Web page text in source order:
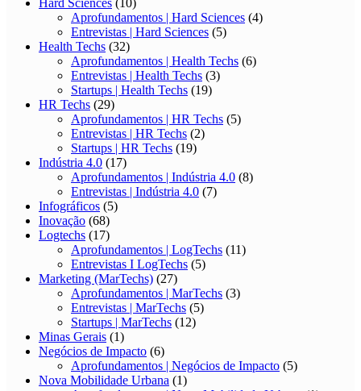
Aprofundamentos | Hard Sciences (4)
Entrevistas | Hard Sciences (5)
Health Techs (32)
Aprofundamentos | Health Techs (6)
Entrevistas | Health Techs (3)
Startups | Health Techs (19)
HR Techs (29)
Aprofundamentos | HR Techs (5)
Entrevistas | HR Techs (2)
Startups | HR Techs (19)
Indústria 4.0 (17)
Aprofundamentos | Indústria 4.0 (8)
Entrevistas | Indústria 4.0 (7)
Infográficos (5)
Inovação (68)
Logtechs (17)
Aprofundamentos | LogTechs (11)
Entrevistas I LogTechs (5)
Marketing (MarTechs) (27)
Aprofundamentos | MarTechs (3)
Entrevistas | MarTechs (5)
Startups | MarTechs (12)
Minas Gerais (1)
Negócios de Impacto (6)
Aprofundamentos | Negócios de Impacto (5)
Nova Mobilidade Urbana (1)